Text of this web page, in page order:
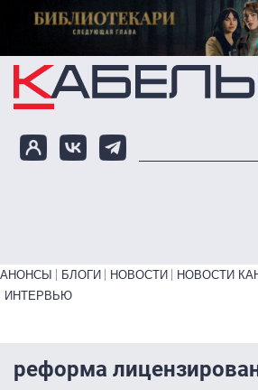
Перейти к основному содержанию
Primary links bottom
АНОНСЫ БЛОГИ НОВОСТИ НОВОСТИ
ИНТЕРВЬЮ
реформа